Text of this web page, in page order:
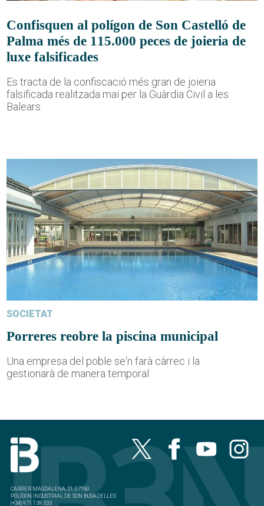
Confisquen al polígon de Son Castelló de
Palma més de 115.000 peces de joieria de
luxe falsificades
Es tracta de la confiscació més gran de joieria
falsificada realitzada mai per la Guàrdia Civil a les
Balears
SOCIETAT
Porreres reobre la piscina municipal
Una empresa del poble se'n farà càrrec i la
gestionarà de manera temporal
CARRER MAGDALENA, 21, 07180
POLÍGON INDUSTRIAL DE SON BUGADELLES
(+34) 971 139 333